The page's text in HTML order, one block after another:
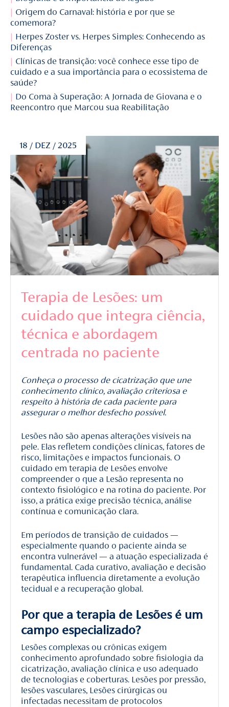
Origem do Carnaval: história e por que se
comemora?
Herpes Zoster vs. Herpes Simples: Conhecendo as
Diferenças
Clínicas de transição: você conhece esse tipo de
cuidado e a sua importância para o ecossistema de
saúde?
Do Coma à Superação: A Jornada de Giovana e o
Reencontro que Marcou sua Reabilitação
18 / DEZ / 2025
Terapia de Lesões: um
cuidado que integra ciência,
técnica e abordagem
centrada no paciente
Conheça o processo de cicatrização que une
conhecimento clínico, avaliação criteriosa e
respeito à história de cada paciente para
assegurar o melhor desfecho possível.
Lesões não são apenas alterações visíveis na
pele. Elas refletem condições clínicas, fatores de
risco, limitações e impactos funcionais. O
cuidado em terapia de Lesões envolve
compreender o que a Lesão representa no
contexto fisiológico e na rotina do paciente. Por
isso, a prática exige precisão técnica, análise
contínua e comunicação clara.
Em períodos de transição de cuidados —
especialmente quando o paciente ainda se
encontra vulnerável — a atuação especializada é
fundamental. Cada curativo, avaliação e decisão
terapêutica influencia diretamente a evolução
tecidual e a recuperação global.
Por que a terapia de Lesões é um
campo especializado?
Lesões complexas ou crônicas exigem
conhecimento aprofundado sobre fisiologia da
cicatrização, avaliação clínica e uso adequado
de tecnologias e coberturas. Lesões por pressão,
lesões vasculares, Lesões cirúrgicas ou
infectadas necessitam de protocolos